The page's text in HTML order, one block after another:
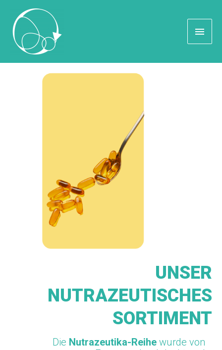
UNSER
NUTRAZEUTISCHES
SORTIMENT
Die Nutrazeutika-Reihe wurde von